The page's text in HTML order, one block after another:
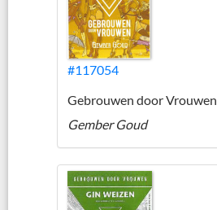
#117054
Gebrouwen door Vrouwen
Gember Goud